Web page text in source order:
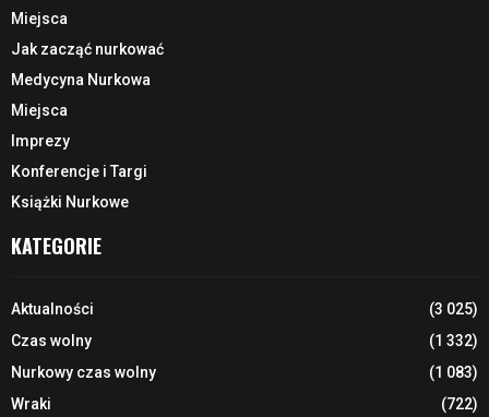
Miejsca
Jak zacząć nurkować
Medycyna Nurkowa
Miejsca
Imprezy
Konferencje i Targi
Książki Nurkowe
KATEGORIE
Aktualności
(3 025)
Czas wolny
(1 332)
Nurkowy czas wolny
(1 083)
Wraki
(722)